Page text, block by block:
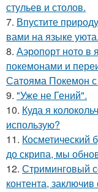
стульев и столов.
7. Впустите
вами на языке уюта.
8. Аэропорт ното в
покемонами и
Сатояма Покемон с
9. "Уже не Гений".
10. Куда я
использую?
11. Косметический
до скрипа, мы
12. Стриминговый
контента,